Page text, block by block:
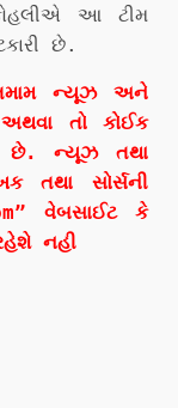
આ ટીમ
છે.
ન્યૂઝ અને
અથવા તો કોઈક
છે. ન્યૂઝ તથા
તથા સોર્સની
વેબસાઈટ કે
નહી